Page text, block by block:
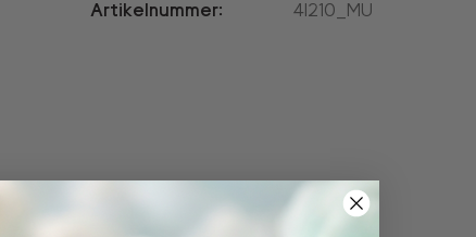
Artikelnummer:
4l210_MU